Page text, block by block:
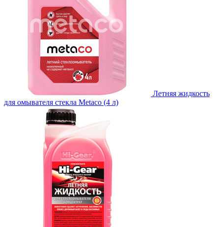
Летняя жидкость
для омывателя стекла Metaco (4 л)